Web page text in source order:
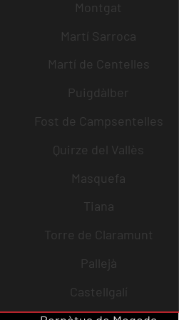
Montgat
Martí Sarroca
Martí de Centelles
Puigdàlber
Fost de Campsentelles
Quirze del Vallès
Masquefa
Tiana
Torre de Claramunt
Pallejà
Castellgalí